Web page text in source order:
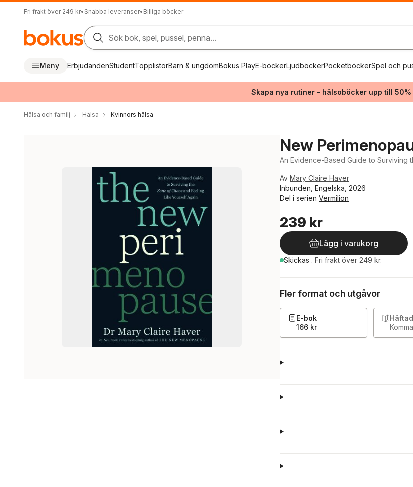
Fri frakt över 249 kr• Snabba leveranser• Billiga böcker
Sök bok, spel, pussel, penna...
Meny ErbjudandenStudentTopplistorBarn & ungdomBokus PlayE-böckerLjudböckerPocketböckerSpel och
Skapa nya rutiner – hälsoböcker upp till
Hälsa och familj Hälsa Kvinnors hälsa
New
An Evidence-Based Guide to Surviving
Av Mary Claire Haver
Inbunden, Engelska, 2026
Del i serien Vermilion
239 kr
Lägg i varukorg
Skickas . Fri frakt över 249 kr.
Fler format och utgåvor
E-bok
166 kr
Häftad